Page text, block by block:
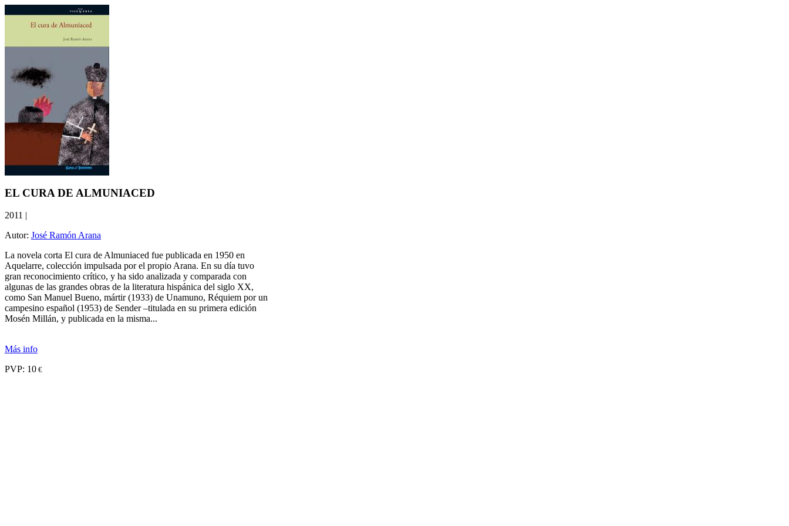
EL CURA DE ALMUNIACED
2011 |
Autor: José Ramón Arana
La novela corta El cura de Almuniaced fue publicada en 1950 en
Aquelarre, colección impulsada por el propio Arana. En su día tuvo
gran reconocimiento crítico, y ha sido analizada y comparada con
algunas de las grandes obras de la literatura hispánica del siglo XX,
como San Manuel Bueno, mártir (1933) de Unamuno, Réquiem por un
campesino español (1953) de Sender –titulada en su primera edición
Mosén Millán, y publicada en la misma...
Más info
PVP: 10 €